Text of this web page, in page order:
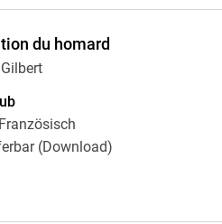
du homard
(Download)